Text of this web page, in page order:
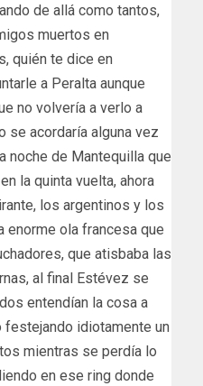
de allá como tantos,
muertos en
quién te dice en
a Peralta aunque
no volvería a verlo a
se acordaría alguna vez
noche de Mantequilla que
la quinta vuelta, ahora
los argentinos y los
enorme ola francesa que
que atisbaba las
al final Estévez se
entendían la cosa a
festejando idiotamente un
mientras se perdía lo
en ese ring donde